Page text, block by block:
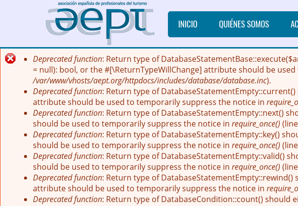
Pasar al contenido principal
INICIO QUIÉNES SOMOS
Mensaje de error
Deprecated function: Return type of
= null): bool, or the #[\ReturnTypeWillChange] attribute should be
/var/www/vhosts/aept.org/httpdocs/includes/database/database.inc).
Deprecated function: Return type of
attribute should be used to temporarily suppress the notice in
Deprecated function: Return type of DatabaseStatementEmpty::next()
should be used to temporarily suppress the notice in require_once() (line
Deprecated function: Return type of DatabaseStatementEmpty::key()
should be used to temporarily suppress the notice in require_once() (line
Deprecated function: Return type of DatabaseStatementEmpty::valid()
should be used to temporarily suppress the notice in require_once() (line
Deprecated function: Return type of
attribute should be used to temporarily suppress the notice in
Deprecated function: Return type of DatabaseCondition::count()